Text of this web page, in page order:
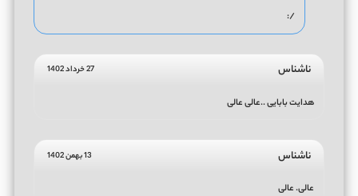
/:
ناشناس 27 خرداد 1402
هدایت بابایی ..عالی عالی
ناشناس 13 بهمن 1402
عالی. عالی